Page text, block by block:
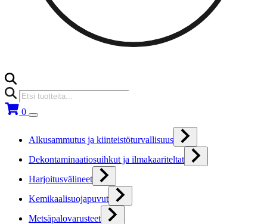
Products
search
0
Alkusammutus ja kiinteistöturvallisuus
Dekontaminaatiosuihkut ja ilmakaariteltat
Harjoitusvälineet
Kemikaalisuojapuvut
Metsäpalovarusteet